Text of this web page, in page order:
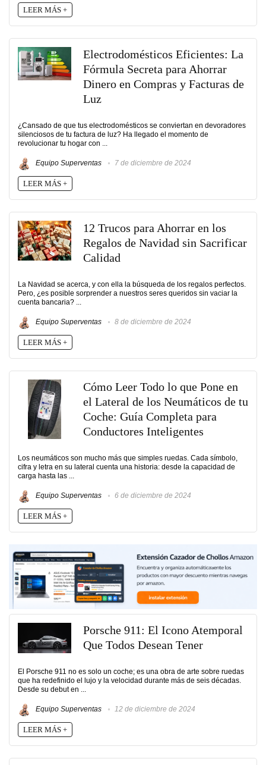
LEER MÁS +
Electrodomésticos Eficientes: La
Fórmula Secreta para Ahorrar
Dinero en Compras y Facturas de
Luz
¿Cansado de que tus electrodomésticos se conviertan en devoradores
silenciosos de tu factura de luz? Ha llegado el momento de
revolucionar tu hogar con ...
Equipo Superventas 7 de diciembre de 2024
LEER MÁS +
12 Trucos para Ahorrar en los
Regalos de Navidad sin Sacrificar
Calidad
La Navidad se acerca, y con ella la búsqueda de los regalos perfectos.
Pero, ¿es posible sorprender a nuestros seres queridos sin vaciar la
cuenta bancaria? ...
Equipo Superventas 8 de diciembre de 2024
LEER MÁS +
Cómo Leer Todo lo que Pone en
el Lateral de los Neumáticos de tu
Coche: Guía Completa para
Conductores Inteligentes
Los neumáticos son mucho más que simples ruedas. Cada símbolo,
cifra y letra en su lateral cuenta una historia: desde la capacidad de
carga hasta las ...
Equipo Superventas 6 de diciembre de 2024
LEER MÁS +
Porsche 911: El Icono Atemporal
Que Todos Desean Tener
El Porsche 911 no es solo un coche; es una obra de arte sobre ruedas
que ha redefinido el lujo y la velocidad durante más de seis décadas.
Desde su debut en ...
Equipo Superventas 12 de diciembre de 2024
LEER MÁS +